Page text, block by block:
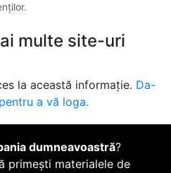
multe site-uri
la această informație. Da-
a vă loga.
dumneavoastră?
primești materialele de